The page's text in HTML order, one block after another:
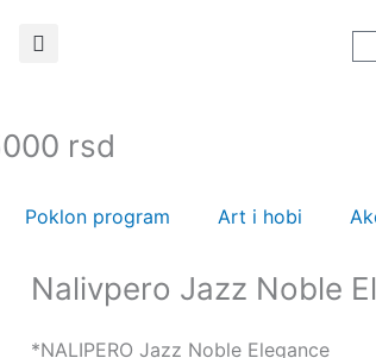
rsd
Poklon program Art i hobi
Nalivpero Jazz Noble
*NALIPERO Jazz Noble Elegance